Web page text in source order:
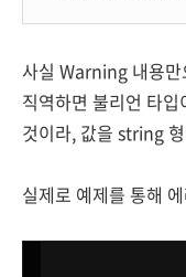
사실 Warning 내용만
직역하면 불리언 타
것이라, 값을 string
실제로 예제를 통해